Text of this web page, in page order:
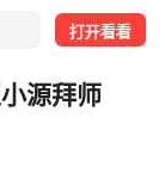
打开看看
源拜师